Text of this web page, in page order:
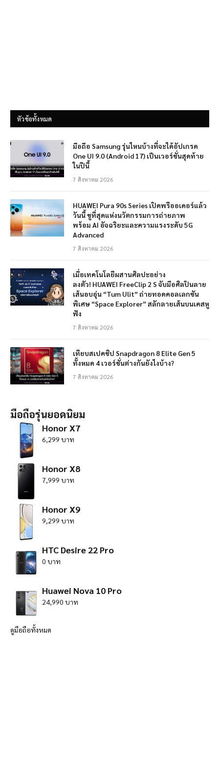
หัวข้อทั้งหมด
มือถือ Samsung รุ่นไหนบ้างที่จะได้อัปเกรด
One UI 9.0 (Android 17) เป็นเวอร์ชั่นสุดท้าย
ในปีนี้
7 สิงหาคม 2026
HUAWEI Pura 90s Series เปิดพรีออเดอร์แล้ว
วันนี้ ชูที่สุดแห่งนวัตกรรมการถ่ายภาพ
พร้อม AI อัจฉริยะและความแรงระดับ 5G
Advanced
7 สิงหาคม 2026
เมื่อเทคโนโลยีผสานศิลปะอย่าง
ลงตัว! HUAWEI FreeClip 2 S จับมือศิลปินลาย
เส้นอบอุ่น “Tum Ulit” ถ่ายทอดคอลเลกชัน
พิเศษ “Space Explorer” สลักลายเส้นบนเคสหู
ฟัง
7 สิงหาคม 2026
เทียบสเปคชิป Snapdragon 8 Elite Gen 5
ทั้งหมด 4 เวอร์ชั่นต่างกันยังไงบ้าง?
7 สิงหาคม 2026
มือถือรุ่นยอดนิยม
Honor X7
6,299 บาท
Honor X8
7,999 บาท
Honor X9
9,299 บาท
HTC Desire 22 Pro
0 บาท
Huawei Nova 10 Pro
24,990 บาท
ดูมือถือทั้งหมด